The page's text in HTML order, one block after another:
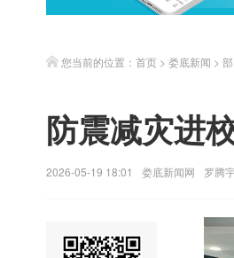
您当前的位置： 首页 > 娄底新闻 >
防震减灾进
2026-05-19 18:01 娄底新闻网 罗腾